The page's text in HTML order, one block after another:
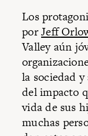
Los
porJeff
Valley aún
la sociedad
del impacto
vida de sus
muchas